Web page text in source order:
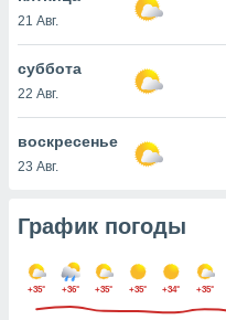
веб-
как
вашем
21 Авг.
суббота
22 Авг.
воскресенье
23 Авг.
График погоды
+35° +36° +35° +35° +34° +35°